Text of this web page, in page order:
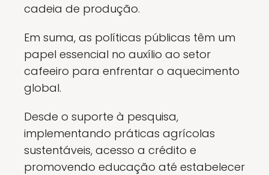
cadeia de produção.
Em suma, as políticas públicas têm um
papel essencial no auxílio ao setor
cafeeiro para enfrentar o aquecimento
global.
Desde o suporte à pesquisa,
implementando práticas agrícolas
sustentáveis, acesso a crédito e
promovendo educação até estabelecer